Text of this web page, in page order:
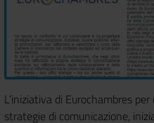
L’iniziativa di Eurochambres
strategie di comunicazione,